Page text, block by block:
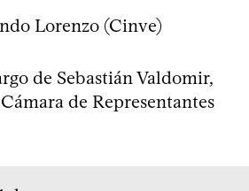
Lorenzo (Cinve)
de Sebastián Valdomir,
de Representantes